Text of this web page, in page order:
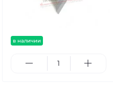
в наличии